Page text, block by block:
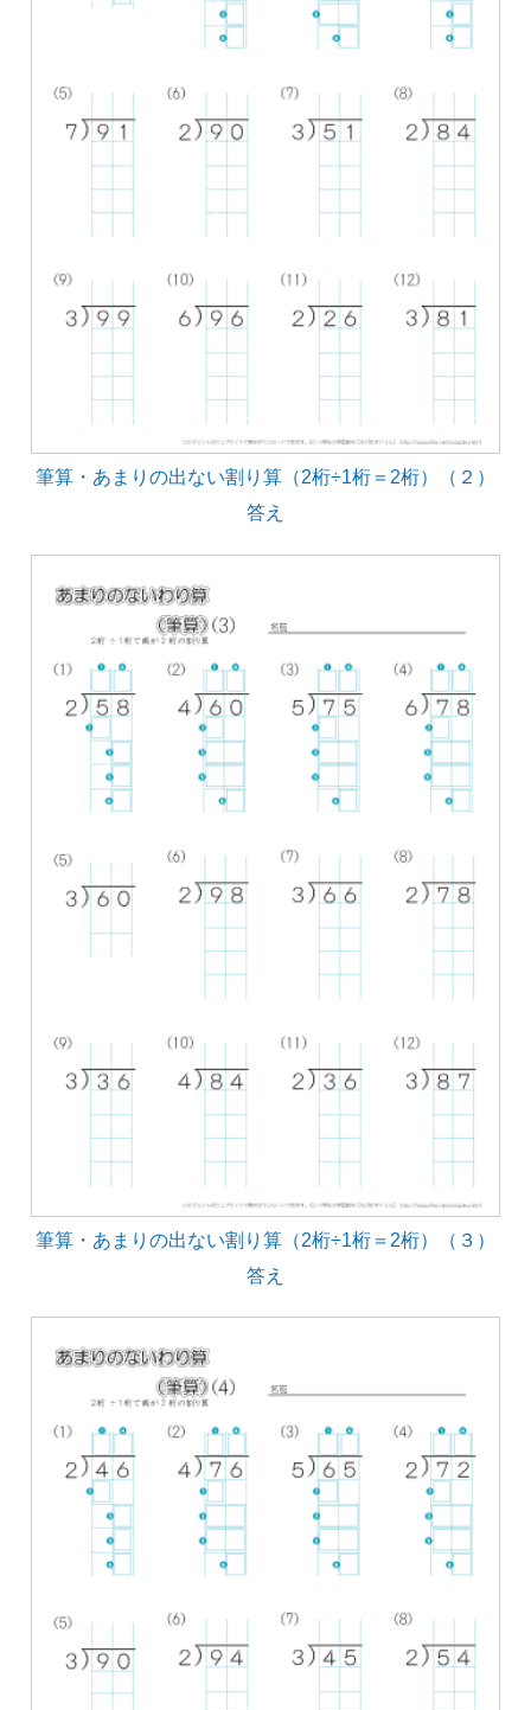
筆算・あまりの出ない割り算（2桁÷1桁＝2桁）（２）
答え
筆算・あまりの出ない割り算（2桁÷1桁＝2桁）（３）
答え